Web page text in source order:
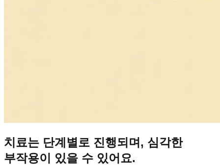
치료는 단계별로 진행되며, 심각한
부작용이 있을 수 있어요.